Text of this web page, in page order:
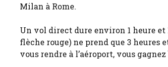
Milan à Rome.
Un vol direct dure environ 1 heure et
flèche rouge) ne prend que 3 heures
vous rendre à l’aéroport, vous